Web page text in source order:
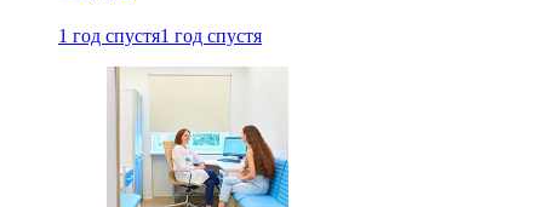
1 год спустя1 год спустя